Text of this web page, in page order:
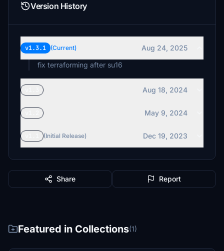
Version History
v1.3.1 (Current)
Aug 24, 2025
fix terraforming after su16
Aug 18, 2024
May 9, 2024
(Initial Release) Dec 19, 2023
Share Report
Featured in Collections(1)